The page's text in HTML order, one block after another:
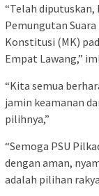
“Telah diputuskan,
Pemungutan Suara
Konstitusi (MK)
Empat Lawang,”
“Kita semua
jamin keamanan
pilihnya,”
“Semoga PSU
dengan aman,
adalah pilihan